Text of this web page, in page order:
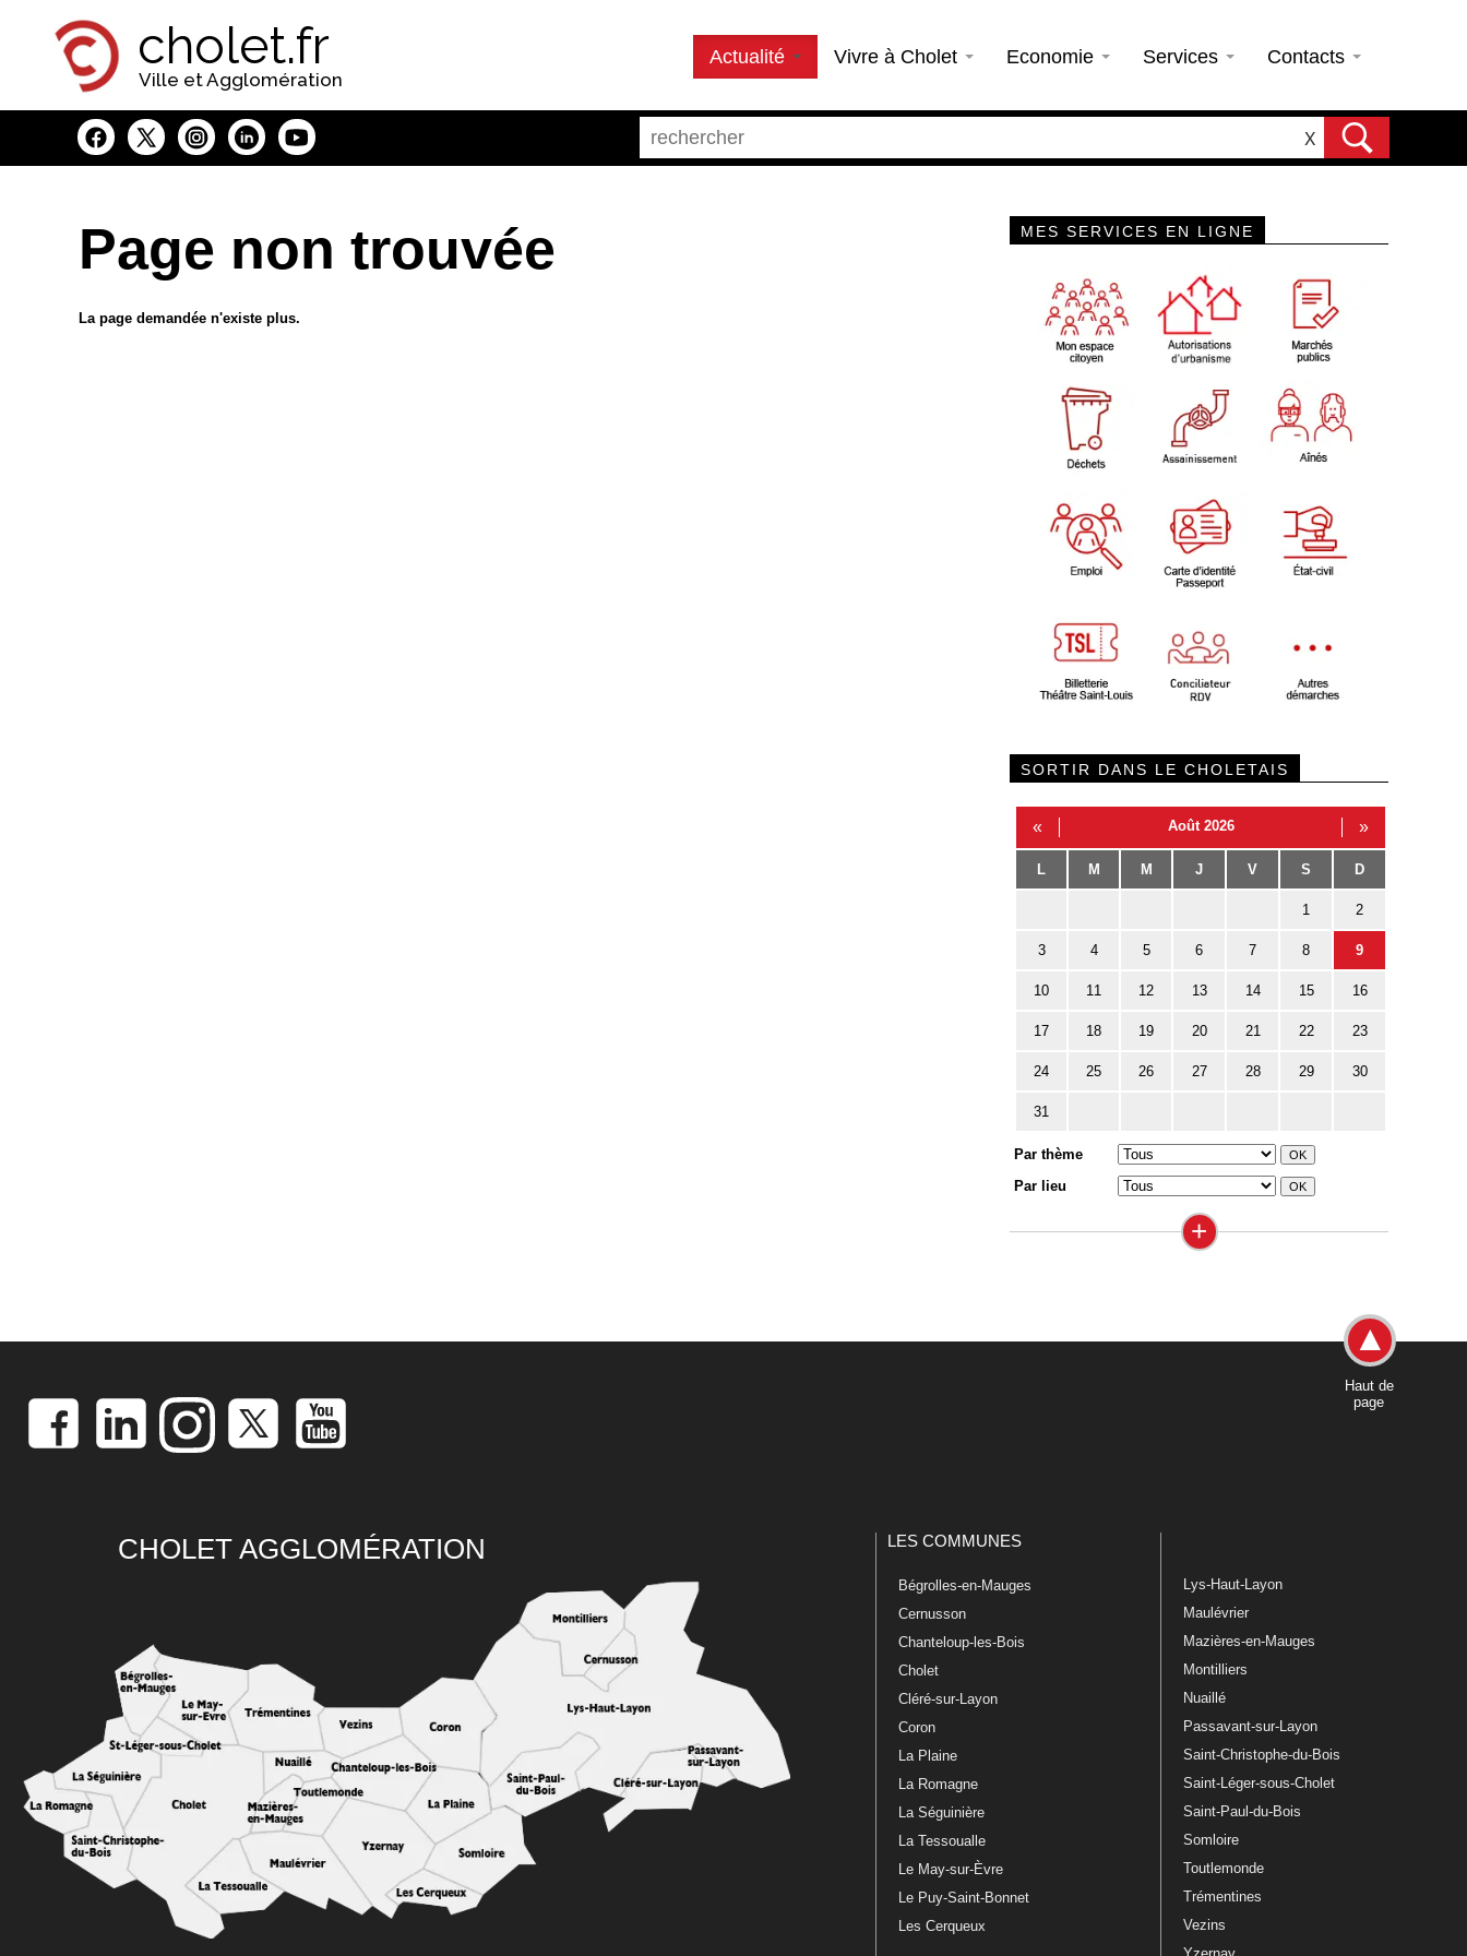
cholet.fr
Ville et Agglomération
Actualité Vivre à Cholet Economie Services Contacts
X
Page non trouvée
La page demandée n'existe plus.
MES SERVICES EN LIGNE
SORTIR DANS LE CHOLETAIS
« Août 2026 »
L M M J V S D
1 2
3 4 5 6 7 8 9
10 11 12 13 14 15 16
17 18 19 20 21 22 23
24 25 26 27 28 29 30
31
Par thème
Par lieu
+
Haut de
page
CHOLET AGGLOMÉRATION LES COMMUNES
Bégrolles-en-Mauges
Cernusson
Chanteloup-les-Bois
Cholet
Cléré-sur-Layon
Coron
La Plaine
La Romagne
La Séguinière
La Tessoualle
Le May-sur-Èvre
Le Puy-Saint-Bonnet
Les Cerqueux
Lys-Haut-Layon
Maulévrier
Mazières-en-Mauges
Montilliers
Nuaillé
Passavant-sur-Layon
Saint-Christophe-du-Bois
Saint-Léger-sous-Cholet
Saint-Paul-du-Bois
Somloire
Toutlemonde
Trémentines
Vezins